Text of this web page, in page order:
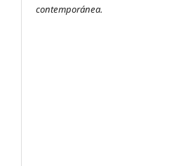
contemporánea.